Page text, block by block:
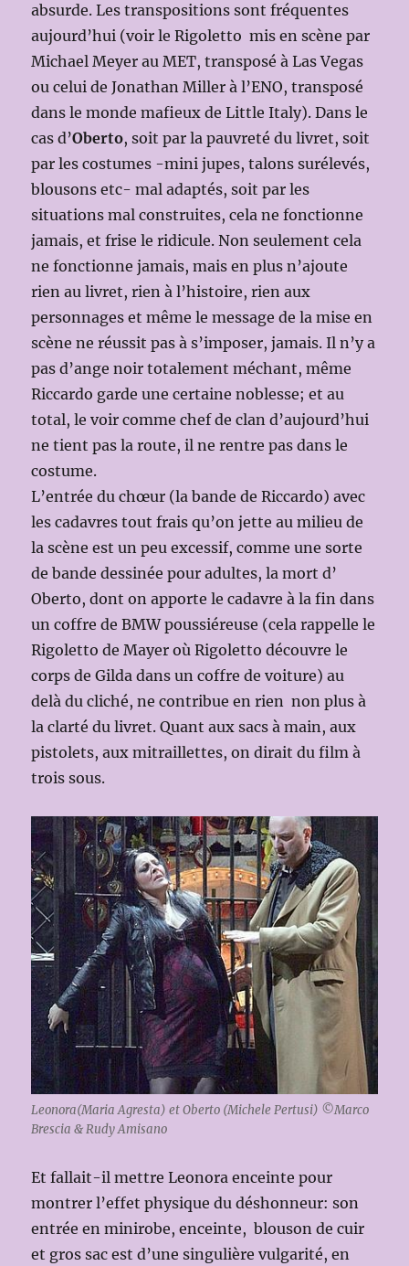
absurde. Les transpositions sont fréquentes
aujourd’hui (voir le Rigoletto mis en scène par
Michael Meyer au MET, transposé à Las Vegas
ou celui de Jonathan Miller à l’ENO, transposé
dans le monde mafieux de Little Italy). Dans le
cas d’Oberto, soit par la pauvreté du livret, soit
par les costumes -mini jupes, talons surélevés,
blousons etc- mal adaptés, soit par les
situations mal construites, cela ne fonctionne
jamais, et frise le ridicule. Non seulement cela
ne fonctionne jamais, mais en plus n’ajoute
rien au livret, rien à l’histoire, rien aux
personnages et même le message de la mise en
scène ne réussit pas à s’imposer, jamais. Il n’y a
pas d’ange noir totalement méchant, même
Riccardo garde une certaine noblesse; et au
total, le voir comme chef de clan d’aujourd’hui
ne tient pas la route, il ne rentre pas dans le
costume.
L’entrée du chœur (la bande de Riccardo) avec
les cadavres tout frais qu’on jette au milieu de
la scène est un peu excessif, comme une sorte
de bande dessinée pour adultes, la mort d’
Oberto, dont on apporte le cadavre à la fin dans
un coffre de BMW poussiéreuse (cela rappelle le
Rigoletto de Mayer où Rigoletto découvre le
corps de Gilda dans un coffre de voiture) au
delà du cliché, ne contribue en rien non plus à
la clarté du livret. Quant aux sacs à main, aux
pistolets, aux mitraillettes, on dirait du film à
trois sous.
Leonora(Maria Agresta) et Oberto (Michele Pertusi) ©Marco
Brescia & Rudy Amisano
Et fallait-il mettre Leonora enceinte pour
montrer l’effet physique du déshonneur: son
entrée en minirobe, enceinte, blouson de cuir
et gros sac est d’une singulière vulgarité, en